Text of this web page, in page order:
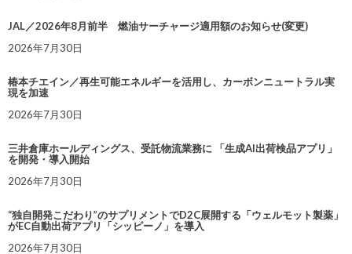
JAL／2026年8月前半 燃油サーチャージ適用額のお知らせ(変更)
2026年7月30日
椿本チエイン／再生可能エネルギーを活用し、カーボンニュートラル実
現を加速
2026年7月30日
三井倉庫ホールディングス、受託物流業務に 「生成AI出荷検品アプリ」
を開発・導入開始
2026年7月30日
“独自開発こだわり”のサプリメントでD2C展開する「ウェルモット製薬」
がEC自動出荷アプリ「シッピーノ」を導入
2026年7月30日